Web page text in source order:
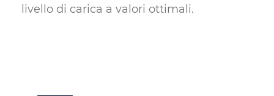
livello di carica a valori ottimali.